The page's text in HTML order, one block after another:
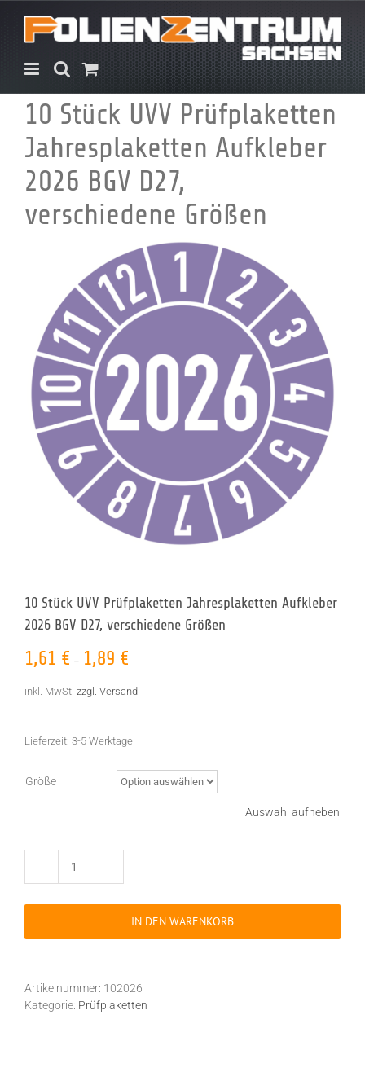
springen
10 Stück UVV Prüfplaketten
Jahresplaketten Aufkleber
2026 BGV D27,
verschiedene Größen
10 Stück UVV Prüfplaketten Jahresplaketten Aufkleber
2026 BGV D27, verschiedene Größen
1,61 € – 1,89 €
inkl. MwSt. zzgl. Versand
Lieferzeit: 3-5 Werktage
Größe
Auswahl aufheben
10
UVV
Prüfplaketten
Jahresplaketten
BGV
D27,
IN DEN WARENKORB
Artikelnummer: 102026
Kategorie: Prüfplaketten